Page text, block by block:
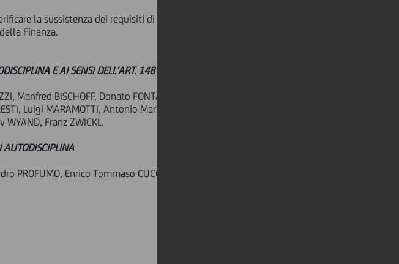
la sussistenza dei requisiti di indipendenza ai sensi
Finanza.
E AI SENSI DELL'ART. 148 TUIF
Manfred BISCHOFF, Donato FONTANESI, Francesco GIACOMIN,
Luigi MARAMOTTI, Antonio Maria MAROCCO, Carlo PESENTI,
WYAND, Franz ZWICKL.
AUTODISCIPLINA
PROFUMO, Enrico Tommaso CUCCHIANI.